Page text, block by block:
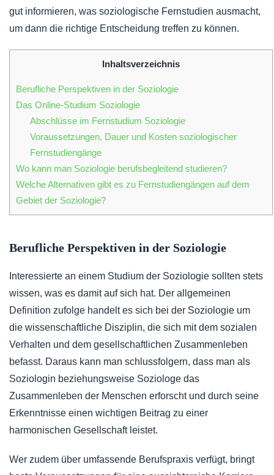
gut informieren, was soziologische Fernstudien ausmacht,
um dann die richtige Entscheidung treffen zu können.
Inhaltsverzeichnis
Berufliche Perspektiven in der Soziologie
Das Online-Studium Soziologie
Abschlüsse im Fernstudium Soziologie
Voraussetzungen, Dauer und Kosten soziologischer
Fernstudiengänge
Wo kann man Soziologie berufsbegleitend studieren?
Welche Alternativen gibt es zu Fernstudiengängen auf dem
Gebiet der Soziologie?
Berufliche Perspektiven in der Soziologie
Interessierte an einem Studium der Soziologie sollten stets
wissen, was es damit auf sich hat. Der allgemeinen
Definition zufolge handelt es sich bei der Soziologie um
die wissenschaftliche Disziplin, die sich mit dem sozialen
Verhalten und dem gesellschaftlichen Zusammenleben
befasst. Daraus kann man schlussfolgern, dass man als
Soziologin beziehungsweise Soziologe das
Zusammenleben der Menschen erforscht und durch seine
Erkenntnisse einen wichtigen Beitrag zu einer
harmonischen Gesellschaft leistet.
Wer zudem über umfassende Berufspraxis verfügt, bringt